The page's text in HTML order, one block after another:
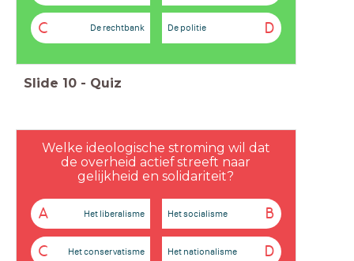
C De rechtbank D
De politie
Slide 10 - Quiz
Welke ideologische stroming wil dat
de overheid actief streeft naar
gelijkheid en solidariteit?
A Het liberalisme B
Het socialisme
C Het conservatisme D
Het nationalisme